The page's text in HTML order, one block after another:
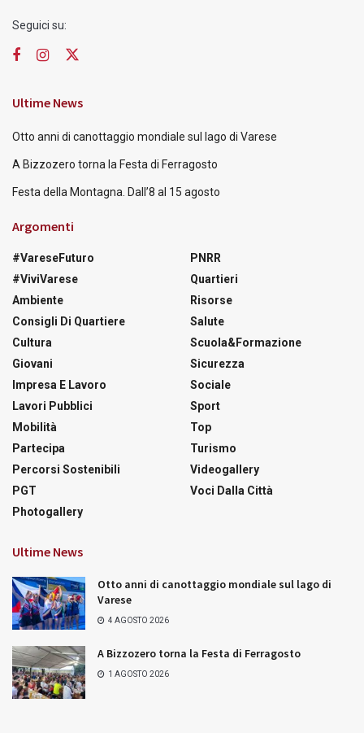
Seguici su:
Ultime News
Otto anni di canottaggio mondiale sul lago di Varese
A Bizzozero torna la Festa di Ferragosto
Festa della Montagna. Dall’8 al 15 agosto
Argomenti
#VareseFuturo
#ViviVarese
Ambiente
Consigli Di Quartiere
Cultura
Giovani
Impresa E Lavoro
Lavori Pubblici
Mobilità
Partecipa
Percorsi Sostenibili
PGT
Photogallery
PNRR
Quartieri
Risorse
Salute
Scuola&Formazione
Sicurezza
Sociale
Sport
Top
Turismo
Videogallery
Voci Dalla Città
Ultime News
Otto anni di canottaggio mondiale sul lago di
Varese
4 AGOSTO 2026
A Bizzozero torna la Festa di Ferragosto
1 AGOSTO 2026